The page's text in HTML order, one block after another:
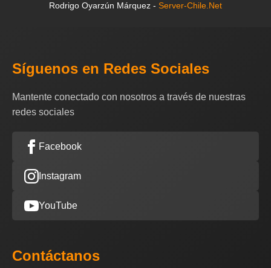
Rodrigo Oyarzún Márquez - Server-Chile.Net
Síguenos en Redes Sociales
Mantente conectado con nosotros a través de nuestras
redes sociales
Facebook
Instagram
YouTube
Contáctanos